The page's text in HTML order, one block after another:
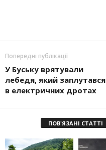
Попередні публікації
У Буську врятували
лебедя, який заплутався
в електричних дротах
ПОВ'ЯЗАНІ СТАТТІ